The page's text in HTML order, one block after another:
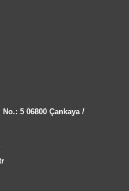
5 06800 Çankaya /